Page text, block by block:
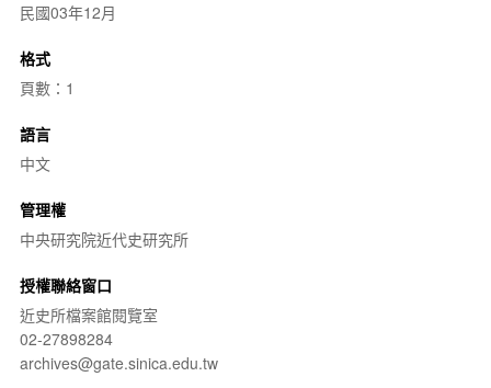
民國03年12月
格式
頁數：1
語言
中文
管理權
中央研究院近代史研究所
授權聯絡窗口
近史所檔案館閱覽室
02-27898284
archives@gate.sinica.edu.tw